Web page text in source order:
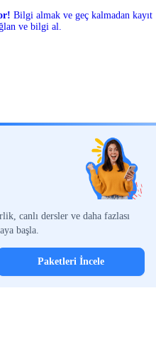
Bilgi almak ve geç kalmadan kayıt
ve bilgi al.
canlı dersler ve daha fazlası
başla.
Paketleri İncele